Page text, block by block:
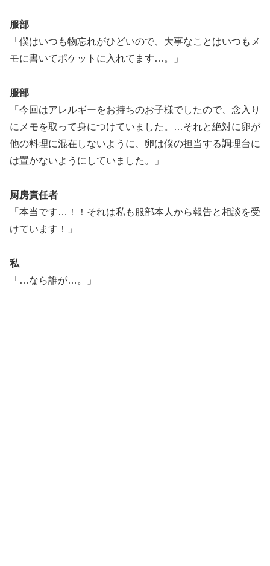
服部
「僕はいつも物忘れがひどいので、大事なことはいつもメ
モに書いてポケットに入れてます…。」
服部
「今回はアレルギーをお持ちのお子様でしたので、念入り
にメモを取って身につけていました。…それと絶対に卵が
他の料理に混在しないように、卵は僕の担当する調理台に
は置かないようにしていました。」
厨房責任者
「本当です…！！それは私も服部本人から報告と相談を受
けています！」
私
「…なら誰が…。」